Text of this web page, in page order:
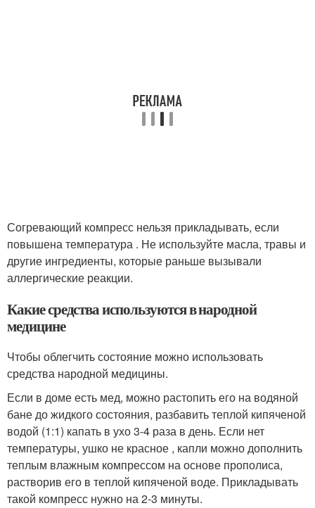
Согревающий компресс нельзя прикладывать, если
повышена температура . Не используйте масла, травы и
другие ингредиенты, которые раньше вызывали
аллергические реакции.
Какие средства используются в народной
медицине
Чтобы облегчить состояние можно использовать
средства народной медицины.
Если в доме есть мед, можно растопить его на водяной
бане до жидкого состояния, разбавить теплой кипяченой
водой (1:1) капать в ухо 3-4 раза в день. Если нет
температуры, ушко не красное , капли можно дополнить
теплым влажным компрессом на основе прополиса,
растворив его в теплой кипяченой воде. Прикладывать
такой компресс нужно на 2-3 минуты.